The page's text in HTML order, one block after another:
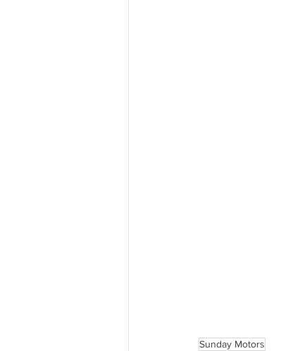
Sunday Motors